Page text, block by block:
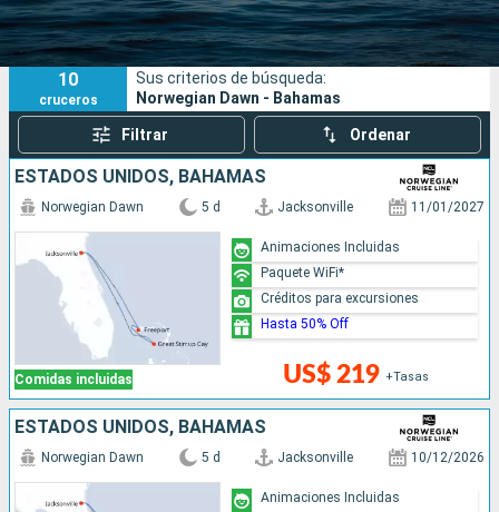
Puertos Compañías
Buscar
10
cruceros
Sus criterios de búsqueda:
Norwegian Dawn - Bahamas
Filtrar Ordenar
ESTADOS UNIDOS, BAHAMAS
Comidas incluidas
Norwegian Dawn 5 d Jacksonville 11/01/2027
US$ 219 +Tasas
Animaciones Incluidas
Paquete WiFi*
Créditos para excursiones
Hasta 50% Off
ESTADOS UNIDOS, BAHAMAS
Norwegian Dawn 5 d Jacksonville 10/12/2026
Animaciones Incluidas